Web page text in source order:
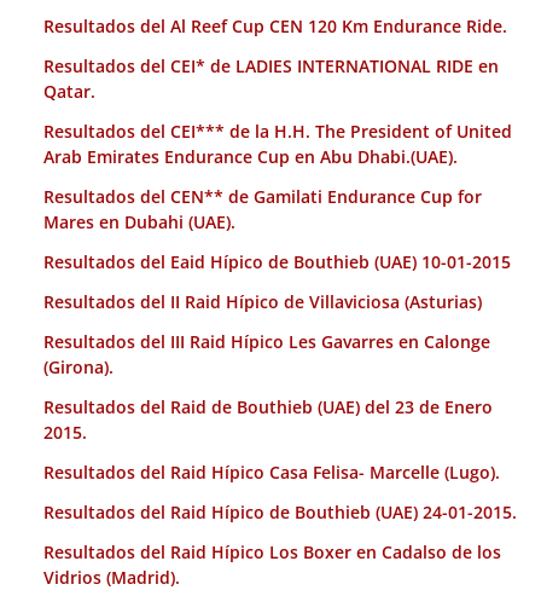
Resultados del Al Reef Cup CEN 120 Km Endurance Ride.
Resultados del CEI* de LADIES INTERNATIONAL RIDE en
Qatar.
Resultados del CEI*** de la H.H. The President of United
Arab Emirates Endurance Cup en Abu Dhabi.(UAE).
Resultados del CEN** de Gamilati Endurance Cup for
Mares en Dubahi (UAE).
Resultados del Eaid Hípico de Bouthieb (UAE) 10-01-2015
Resultados del II Raid Hípico de Villaviciosa (Asturias)
Resultados del III Raid Hípico Les Gavarres en Calonge
(Girona).
Resultados del Raid de Bouthieb (UAE) del 23 de Enero
2015.
Resultados del Raid Hípico Casa Felisa- Marcelle (Lugo).
Resultados del Raid Hípico de Bouthieb (UAE) 24-01-2015.
Resultados del Raid Hípico Los Boxer en Cadalso de los
Vidrios (Madrid).